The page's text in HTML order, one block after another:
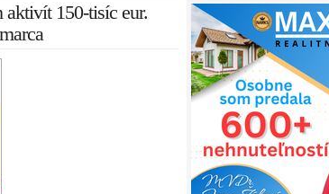
150-tisíc eur.